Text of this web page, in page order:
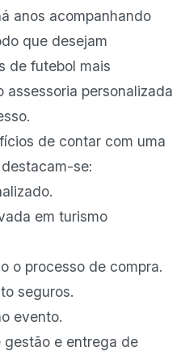
anos acompanhando
que desejam
de futebol mais
personalizada
de contar com uma
se:
em turismo
o processo de compra.
seguros.
evento.
gestão e entrega de